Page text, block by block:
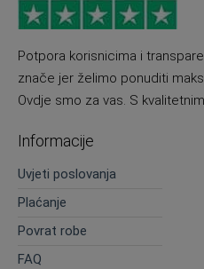
Potpora korisnicima i
znače jer želimo ponuditi
Ovdje smo za vas. S
Informacije
Uvjeti poslovanja
Plaćanje
Povrat robe
FAQ